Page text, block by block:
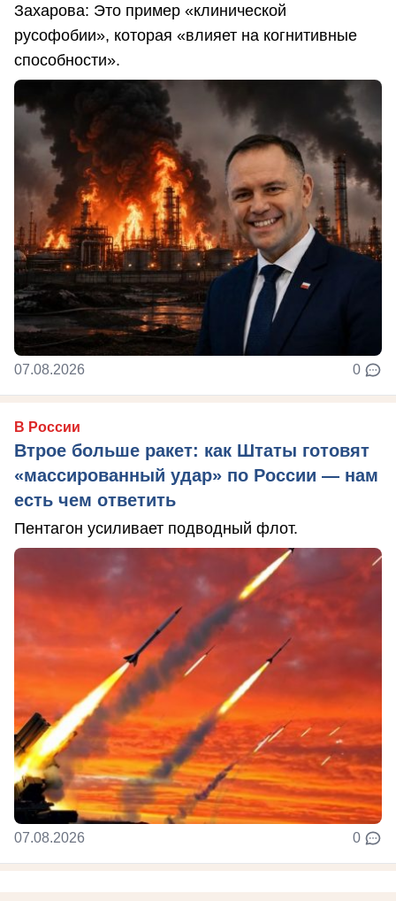
Захарова: Это пример «клинической
русофобии», которая «влияет на когнитивные
способности».
07.08.2026 0
В России
Втрое больше ракет: как Штаты готовят
«массированный удар» по России — нам
есть чем ответить
Пентагон усиливает подводный флот.
07.08.2026 0